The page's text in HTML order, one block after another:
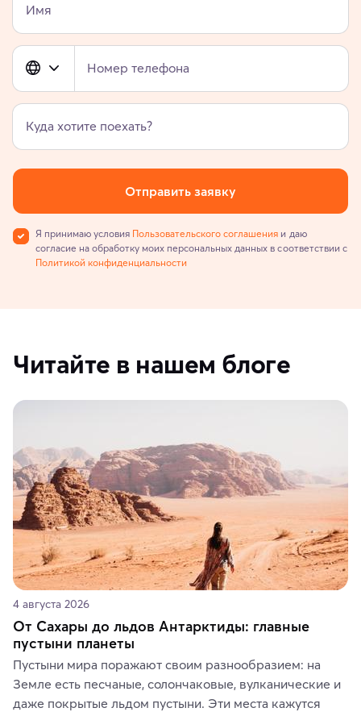
Имя
Номер телефона
Куда хотите поехать?
Отправить заявку
Я принимаю условия Пользовательского соглашения и даю
согласие на обработку моих персональных данных в соответствии с
Политикой конфиденциальности
Читайте в нашем блоге
4 августа 2026
От Сахары до льдов Антарктиды: главные
пустыни планеты
Пустыни мира поражают своим разнообразием: на
Земле есть песчаные, солончаковые, вулканические и
даже покрытые льдом пустыни. Эти места кажутся